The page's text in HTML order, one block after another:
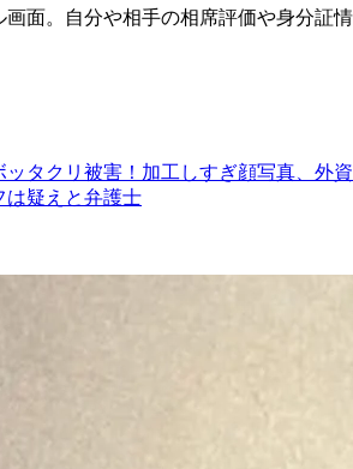
画面。自分や相手の相席評価や身分証情
タクリ被害！加工しすぎ顔写真、外資
は疑えと弁護士